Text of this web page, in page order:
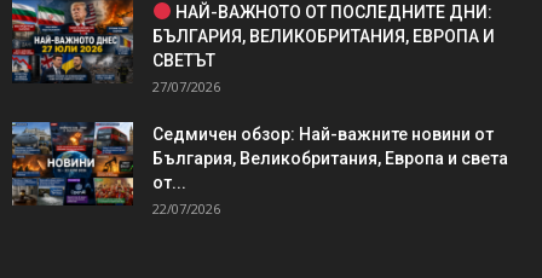
НАЙ-ВАЖНОТО ОТ ПОСЛЕДНИТЕ ДНИ:
БЪЛГАРИЯ, ВЕЛИКОБРИТАНИЯ, ЕВРОПА И
СВЕТЪТ
27/07/2026
Седмичен обзор: Най-важните новини от
България, Великобритания, Европа и света
от...
22/07/2026